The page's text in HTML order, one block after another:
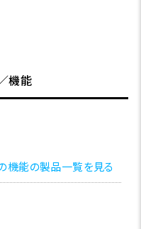
機能
機能の製品一覧を見る